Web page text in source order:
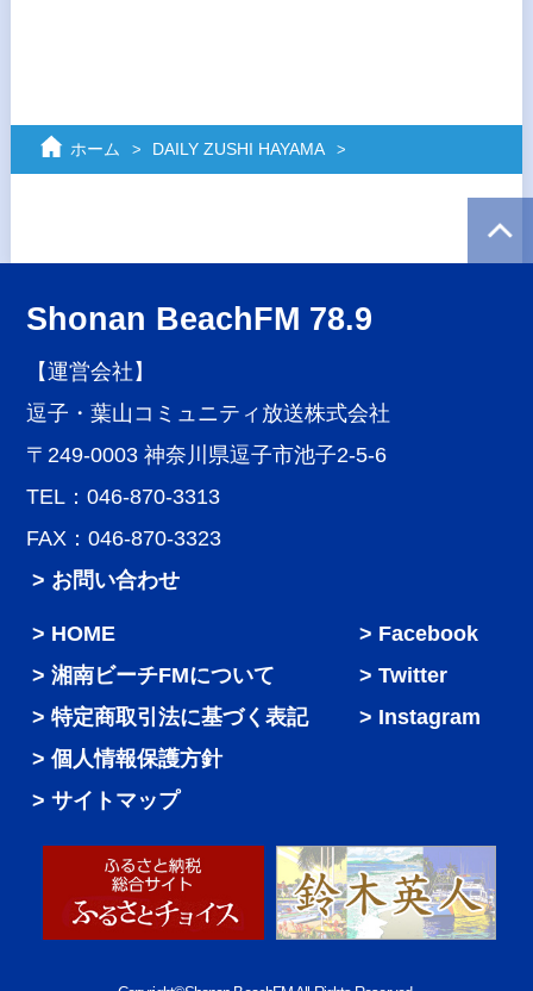
ホーム DAILY ZUSHI HAYAMA
Shonan BeachFM 78.9
【運営会社】
逗子・葉山コミュニティ放送株式会社
〒249-0003 神奈川県逗子市池子2-5-6
TEL：046-870-3313
FAX：046-870-3323
> お問い合わせ
HOME
湘南ビーチFMについて
特定商取引法に基づく表記
個人情報保護方針
サイトマップ
Facebook
Twitter
Instagram